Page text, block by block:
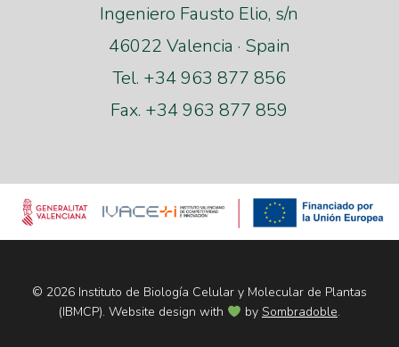
Ingeniero Fausto Elio, s/n
46022 Valencia · Spain
Tel. +34 963 877 856
Fax. +34 963 877 859
© 2026 Instituto de Biología Celular y Molecular de Plantas
(IBMCP). Website design with
by Sombradoble.